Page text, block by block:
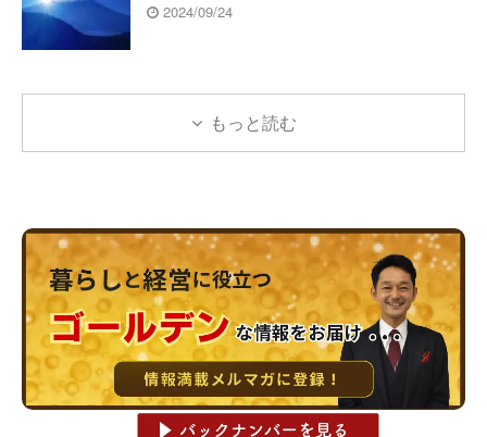
2024/09/24
もっと読む